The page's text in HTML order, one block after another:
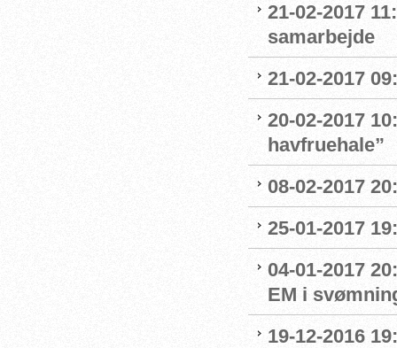
21-02-2017
samarbejde
21-02-2017
20-02-2017
havfruehale”
08-02-2017
25-01-2017
04-01-2017
EM i
19-12-2016